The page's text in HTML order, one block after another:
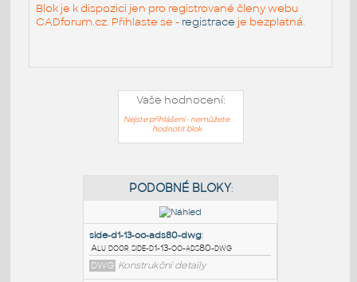
Blok je k dispozici jen pro registrované členy webu
CADforum.cz. Přihlaste se - registrace je bezplatná.
Vaše hodnocení:
Nejste přihlášeni - nemůžete
hodnotit blok